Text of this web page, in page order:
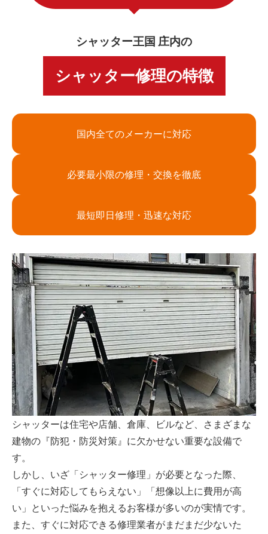
シャッター王国 庄内の
シャッター修理の特徴
国内全てのメーカーに対応
必要最小限の修理・交換を徹底
最短即日修理・迅速な対応
シャッターは住宅や店舗、倉庫、ビルなど、さまざまな
建物の『防犯・防災対策』に欠かせない重要な設備で
す。
しかし、いざ「シャッター修理」が必要となった際、
「すぐに対応してもらえない」「想像以上に費用が高
い」といった悩みを抱えるお客様が多いのが実情です。
また、すぐに対応できる修理業者がまだまだ少ないた